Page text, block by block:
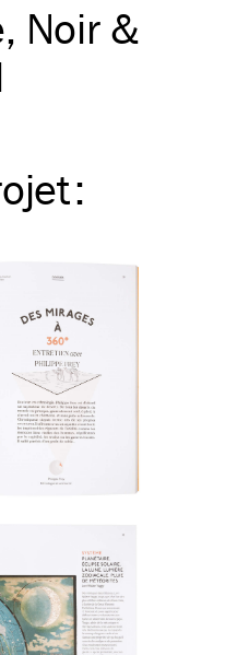
Noir &
: